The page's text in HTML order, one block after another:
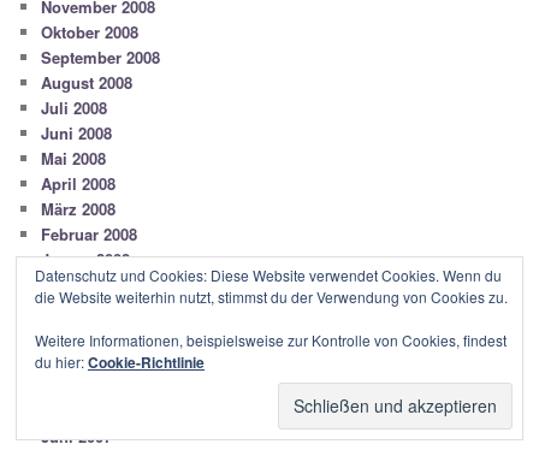
November 2008
Oktober 2008
September 2008
August 2008
Juli 2008
Juni 2008
Mai 2008
April 2008
März 2008
Februar 2008
Januar 2008
Dezember 2007
November 2007
Oktober 2007
September 2007
Juni 2007
Datenschutz und Cookies: Diese Website verwendet Cookies. Wenn du
die Website weiterhin nutzt, stimmst du der Verwendung von Cookies zu.
Weitere Informationen, beispielsweise zur Kontrolle von Cookies, findest
du hier:Cookie-Richtlinie